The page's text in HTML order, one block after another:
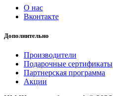
О нас
Вконтакте
Дополнительно
Производители
Подарочные сертификаты
Партнерская программа
Акции